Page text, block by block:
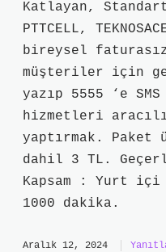
Katlayan,
PTTCELL,
bireysel
müşteriler için
yazıp 5555 ‘e
hizmetleri
yaptırmak. Paket
dahil 3 TL.
Kapsam : Yurt içi
1000 dakika.
Aralık 12, 2024